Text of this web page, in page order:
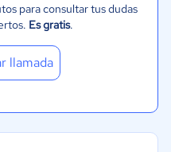
para consultar tus dudas
Es gratis.
llamada